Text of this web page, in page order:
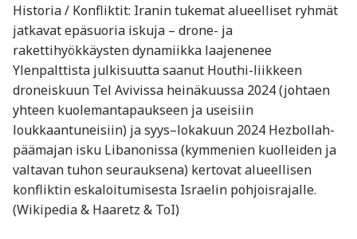
Historia / Konfliktit: Iranin tukemat alueelliset ryhmät
jatkavat epäsuoria iskuja – drone- ja
rakettihyökkäysten dynamiikka laajenenee
Ylenpalttista julkisuutta saanut Houthi-liikkeen
droneiskuun Tel Avivissa heinäkuussa 2024 (johtaen
yhteen kuolemantapaukseen ja useisiin
loukkaantuneisiin) ja syys–lokakuun 2024 Hezbollah-
päämajan isku Libanonissa (kymmenien kuolleiden ja
valtavan tuhon seurauksena) kertovat alueellisen
konfliktin eskaloitumisesta Israelin pohjoisrajalle.
(Wikipedia & Haaretz & ToI)